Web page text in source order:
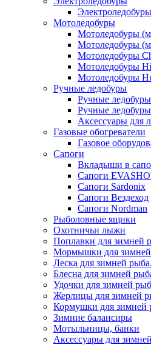
Мотоледобуры
Мотоледобуры
Мотоледобуры
Мотоледобуры
Мотоледобуры
Мотоледобуры
Ручные ледобуры
Ручные
Ручные
Аксессуары для
Газовые обогреватели
Газовое
Сапоги
Вкладыши в
Сапоги
Сапоги Sardonix
Сапоги Вездеход
Сапоги Nordman
Рыболовные ящики
Охотничьи лыжи
Поплавки для зимней
Мормышки для
Леска для зимней
Блесна для зимней
Удочки для зимней
Жерлицы для зимней
Кормушки для зимней
Зимние балансиры
Мотыльницы, банки
Аксессуары для